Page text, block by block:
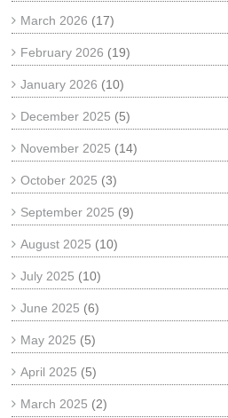
March 2026 (17)
February 2026 (19)
January 2026 (10)
December 2025 (5)
November 2025 (14)
October 2025 (3)
September 2025 (9)
August 2025 (10)
July 2025 (10)
June 2025 (6)
May 2025 (5)
April 2025 (5)
March 2025 (2)